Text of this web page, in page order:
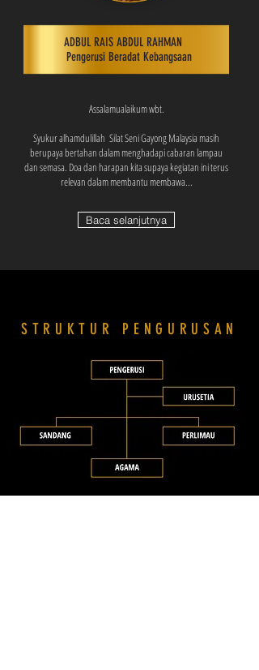
Pengerusi Beradat Kebangsaan
ADBUL RAIS ABDUL RAHMAN
Assalamualaikum wbt.
Syukur alhamdulillah Silat Seni Gayong Malaysia masih
berupaya bertahan dalam menghadapi cabaran lampau
dan semasa. Doa dan harapan kita supaya kegiatan ini terus
relevan dalam membantu membawa...
Baca selanjutnya
STRUKTUR PENGURUSAN